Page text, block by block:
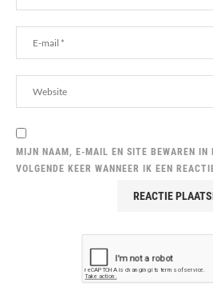
MIJN NAAM, E-MAIL EN SITE BEWAREN IN
VOLGENDE KEER WANNEER IK EEN